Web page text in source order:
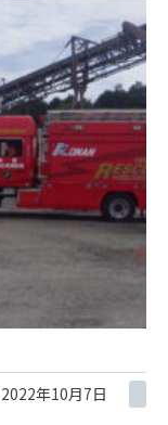
2022年10月7日